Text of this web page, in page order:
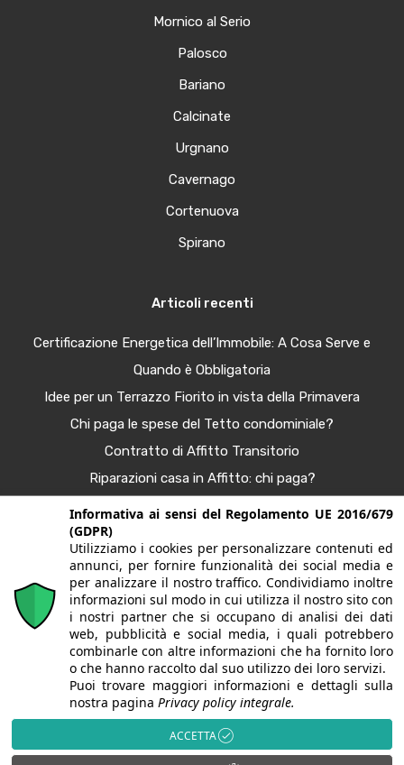
Mornico al Serio
Palosco
Bariano
Calcinate
Urgnano
Cavernago
Cortenuova
Spirano
Articoli recenti
Certificazione Energetica dell’Immobile: A Cosa Serve e
Quando è Obbligatoria
Idee per un Terrazzo Fiorito in vista della Primavera
Chi paga le spese del Tetto condominiale?
Contratto di Affitto Transitorio
Riparazioni casa in Affitto: chi paga?
Procura Immobiliare – Guida completa
Tendenze Arredo e Nuance per la Casa Autunno 2025
Bonus Casa al 50%: Agevolazioni in Scadenza
© 2020. Tutti i diritti riservati. G&G case | Largo fratelli
Sporchia, 3 - 24057 Martinengo (BG) | P.Iva/CF
03628150165 | Iscritta alla CCIAA di Bergamo REA BG-
gagliardiclaudio@sec.it
| Alcune immagini del
sito sono utilizzate su licenza di Shutterstock.com e
Informativa ai sensi del Regolamento UE 2016/679
(GDPR)
Utilizziamo i cookies per personalizzare contenuti ed
annunci, per fornire funzionalità dei social media e
per analizzare il nostro traffico. Condividiamo inoltre
informazioni sul modo in cui utilizza il nostro sito con
i nostri partner che si occupano di analisi dei dati
web, pubblicità e social media, i quali potrebbero
combinarle con altre informazioni che ha fornito loro
o che hanno raccolto dal suo utilizzo dei loro servizi.
Puoi trovare maggiori informazioni e dettagli sulla
nostra pagina Privacy policy integrale.
ACCETTA